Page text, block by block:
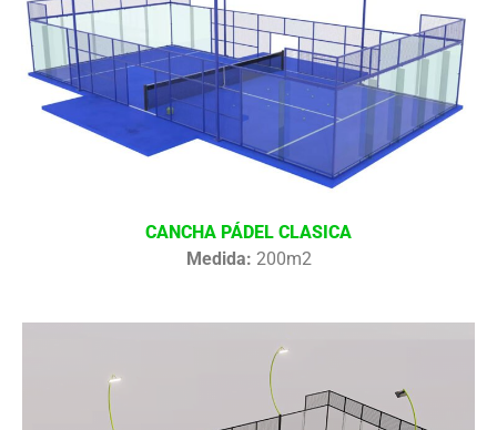
CANCHA PÁDEL CLASICA
Medida: 200m2